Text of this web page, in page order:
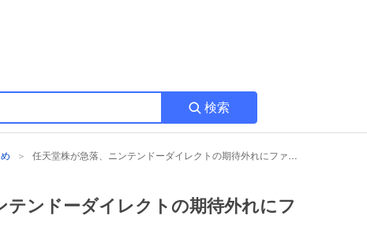
検索
任天堂株が急落、ニンテンドーダイレクトの期待外れにファン嘆息
テンドーダイレクトの期待外れにフ